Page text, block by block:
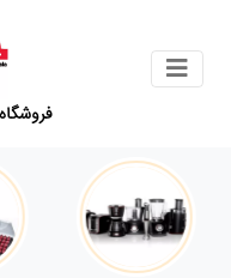
محصولات
قوانین
سایت